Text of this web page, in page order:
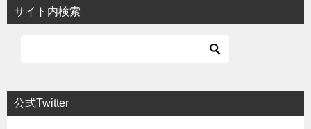
サイト内検索
公式Twitter